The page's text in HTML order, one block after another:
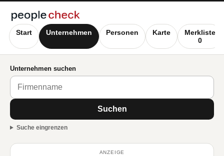
Start Unternehmen Personen Karte
Merkliste
0
Unternehmen suchen
Suchen
Suche eingrenzen
ANZEIGE